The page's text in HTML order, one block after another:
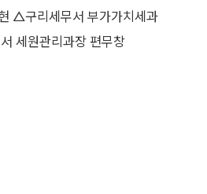
△구리세무서 부가가치세과
세원관리과장 편무창